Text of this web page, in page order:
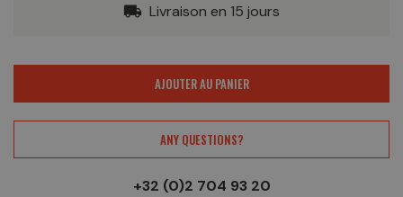
local_shipping Livraison en 15 jours
AJOUTER AU PANIER
ANY QUESTIONS?
+32 (0)2 704 93 20